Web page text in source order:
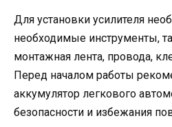
Для установки усилителя
необходимые инструменты,
монтажная лента, провода,
Перед началом работы
аккумулятор легкового
безопасности и избежания